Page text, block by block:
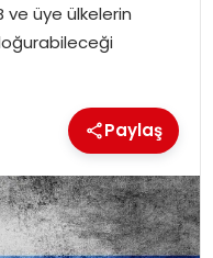
ve üye ülkelerin
Paylaş